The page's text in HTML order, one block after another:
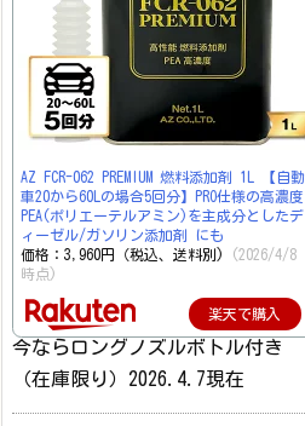
AZ FCR-062 PREMIUM 燃料添加剤 1L 【自動
車20から60Lの場合5回分】PRO仕様の高濃度
PEA(ポリエーテルアミン)を主成分としたデ
ィーゼル/ガソリン添加剤 にも
価格：3,960円（税込、送料別)
(2026/4/8
時点)
楽天で購入
今ならロングノズルボトル付き
（在庫限り）2026.4.7現在